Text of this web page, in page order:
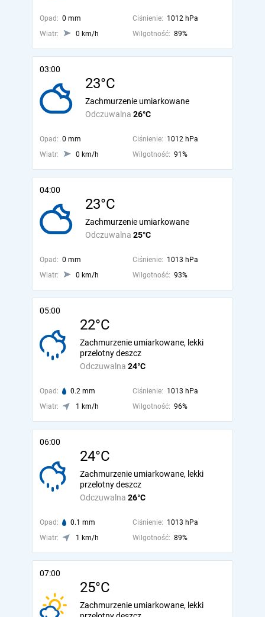
Opad: 0 mm Ciśnienie: 1012 hPa
Wiatr:
0 km/h Wilgotność: 89%
03:00
23°C
Odczuwalna 26°C
Zachmurzenie umiarkowane
Opad: 0 mm Ciśnienie: 1012 hPa
Wiatr:
0 km/h Wilgotność: 91%
04:00
23°C
Odczuwalna 25°C
Zachmurzenie umiarkowane
Opad: 0 mm Ciśnienie: 1013 hPa
Wiatr:
0 km/h Wilgotność: 93%
05:00
22°C
Odczuwalna 24°C
Zachmurzenie umiarkowane, lekki
przelotny deszcz
Opad: 0.2 mm Ciśnienie: 1013 hPa
Wiatr:
1 km/h Wilgotność: 96%
06:00
24°C
Odczuwalna 26°C
Zachmurzenie umiarkowane, lekki
przelotny deszcz
Opad: 0.1 mm Ciśnienie: 1013 hPa
Wiatr:
1 km/h Wilgotność: 89%
07:00
25°C
Zachmurzenie umiarkowane, lekki